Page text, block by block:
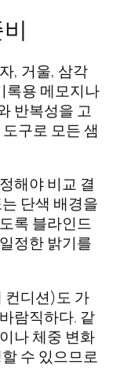
, 거울, 삼각
록용 메모지나
반복성을 고
구로 모든 샘
해야 비교 결
단색 배경을
록 블라인드
정한 밝기를
컨디션)도 가
람직하다. 같
나 체중 변화
수 있으므로